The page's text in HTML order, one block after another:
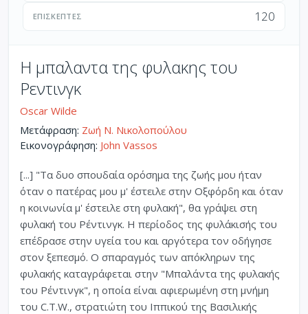
ΕΠΙΣΚΈΠΤΕΣ 120
Η μπαλαντα της φυλακης του
Ρεντινγκ
Oscar Wilde
Μετάφραση: Ζωή Ν. Νικολοπούλου
Εικονογράφηση: John Vassos
[...] "Τα δυο σπουδαία ορόσημα της ζωής μου ήταν
όταν ο πατέρας μου μ' έστειλε στην Οξφόρδη και όταν
η κοινωνία μ' έστειλε στη φυλακή", θα γράψει στη
φυλακή του Ρέντινγκ. Η περίοδος της φυλάκισής του
επέδρασε στην υγεία του και αργότερα τον οδήγησε
στον ξεπεσμό. Ο σπαραγμός των απόκληρων της
φυλακής καταγράφεται στην "Μπαλάντα της φυλακής
του Ρέντινγκ", η οποία είναι αφιερωμένη στη μνήμη
του C.T.W., στρατιώτη του Ιππικού της Βασιλικής